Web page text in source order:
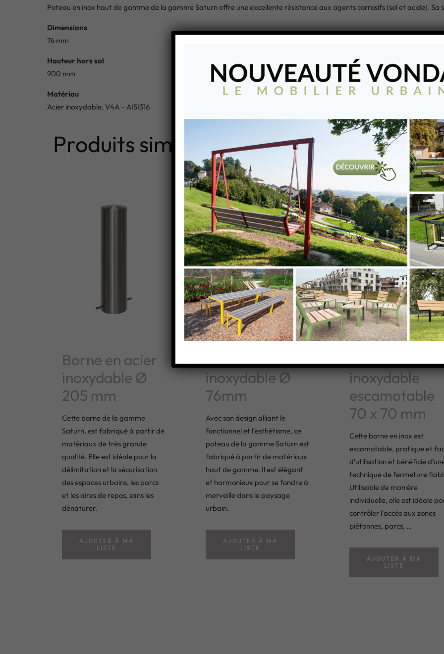
Poteau en inox haut de gamme de la gamme Saturn offre une excellente résistance aux agents corrosifs (sel et acide). Sa
Dimensions
76 mm
Hauteur hors sol
900 mm
Matériau
Acier inoxydable, V4A – AISI316
Produits similaires
Borne en acier
inoxydable Ø
205 mm
Cette borne de la gamme
Saturn, est fabriqué à partir de
matériaux de très grande
qualité. Elle est idéale pour la
délimitation et la sécurisation
des espaces urbains, les parcs
et les aires de repos, sans les
dénaturer.
AJOUTER À MA
LISTE
Poteau acier
inoxydable Ø
76mm
Avec son design alliant le
fonctionnel et l’esthétisme, ce
poteau de la gamme Saturn est
fabriqué à partir de matériaux
haut de gamme. Il est élégant
et harmonieux pour se fondre à
merveille dans le paysage
urbain.
AJOUTER À MA
LISTE
Borne acier
inoxydable
escamotable
70 x 70 mm
Cette borne en inox est
escamotable, pratique et
d’utilisation et bénéficie
technique de fermeture
Utilisable de manière
individuelle, elle est idéale
contrôler l’accès aux zones
piétonnes, parcs, …
AJOUTER À MA
LISTE